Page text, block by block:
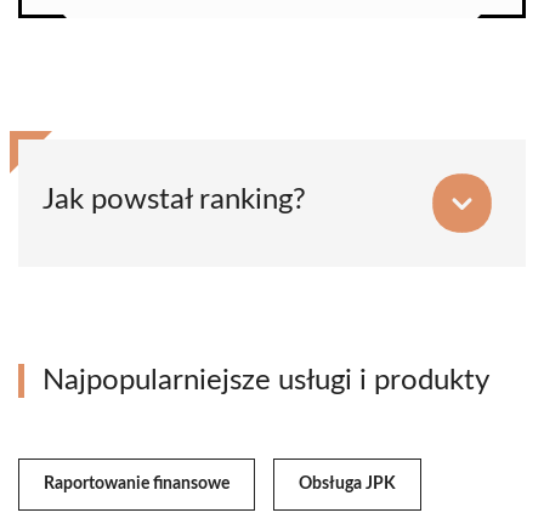
Jak powstał ranking?
Najpopularniejsze usługi i produkty
Raportowanie finansowe Obsługa JPK